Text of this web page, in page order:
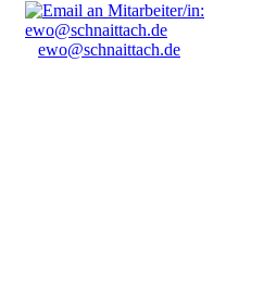
ewo@schnaittach.de